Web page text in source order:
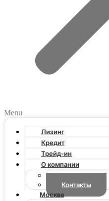
Menu
Лизинг
Кредит
Трейд-ин
О компании
Новости
Контакты
Москва